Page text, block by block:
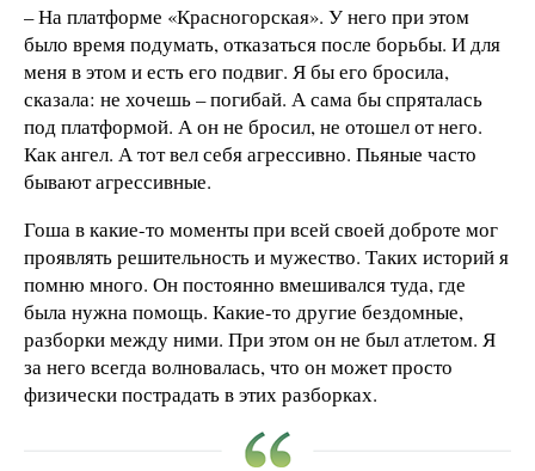
– На платформе «Красногорская». У него при этом
было время подумать, отказаться после борьбы. И для
меня в этом и есть его подвиг. Я бы его бросила,
сказала: не хочешь – погибай. А сама бы спряталась
под платформой. А он не бросил, не отошел от него.
Как ангел. А тот вел себя агрессивно. Пьяные часто
бывают агрессивные.
Гоша в какие-то моменты при всей своей доброте мог
проявлять решительность и мужество. Таких историй я
помню много. Он постоянно вмешивался туда, где
была нужна помощь. Какие-то другие бездомные,
разборки между ними. При этом он не был атлетом. Я
за него всегда волновалась, что он может просто
физически пострадать в этих разборках.